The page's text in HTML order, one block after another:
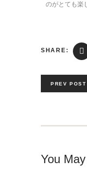
のがとても楽
SHARE:
PREV POST
You